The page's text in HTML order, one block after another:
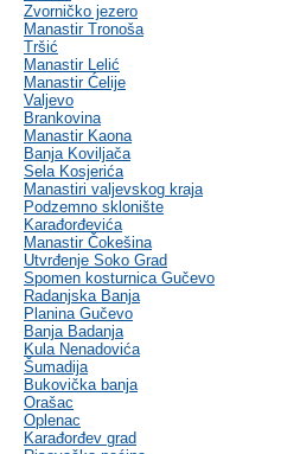
Zvorničko jezero
Manastir Tronoša
Tršić
Manastir Lelić
Manastir Ćelije
Valjevo
Brankovina
Manastir Kaona
Banja Koviljača
Sela Kosjerića
Manastiri valjevskog kraja
Podzemno sklonište
Karađorđevića
Manastir Čokešina
Utvrđenje Soko Grad
Spomen kosturnica Gučevo
Radanjska Banja
Planina Gučevo
Banja Badanja
Kula Nenadovića
Šumadija
Bukovička banja
Orašac
Oplenac
Karađorđev grad